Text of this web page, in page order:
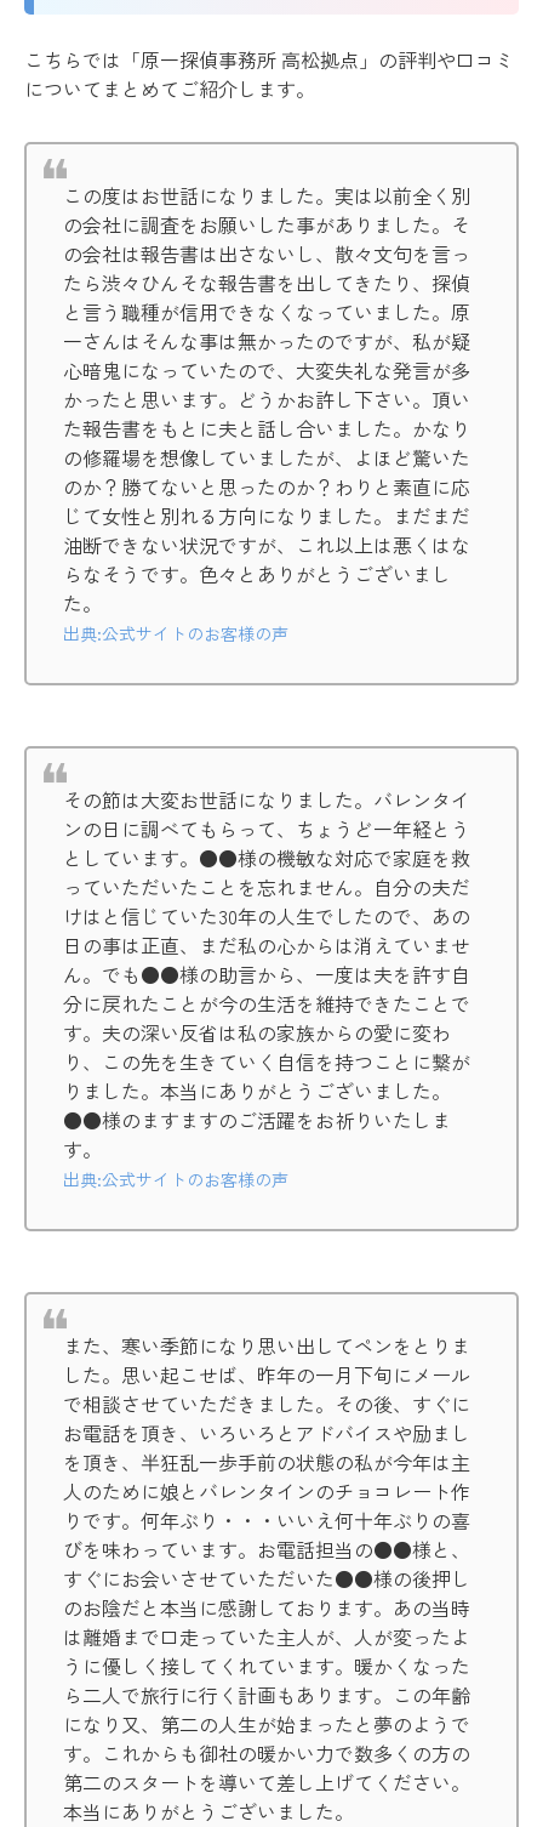
こちらでは「原一探偵事務所 高松拠点」の評判や口コミ
についてまとめてご紹介します。
この度はお世話になりました。実は以前全く別
の会社に調査をお願いした事がありました。そ
の会社は報告書は出さないし、散々文句を言っ
たら渋々ひんそな報告書を出してきたり、探偵
と言う職種が信用できなくなっていました。原
一さんはそんな事は無かったのですが、私が疑
心暗鬼になっていたので、大変失礼な発言が多
かったと思います。どうかお許し下さい。頂い
た報告書をもとに夫と話し合いました。かなり
の修羅場を想像していましたが、よほど驚いた
のか？勝てないと思ったのか？わりと素直に応
じて女性と別れる方向になりました。まだまだ
油断できない状況ですが、これ以上は悪くはな
らなそうです。色々とありがとうございまし
た。
出典:公式サイトのお客様の声
その節は大変お世話になりました。バレンタイ
ンの日に調べてもらって、ちょうど一年経とう
としています。●●様の機敏な対応で家庭を救
っていただいたことを忘れません。自分の夫だ
けはと信じていた30年の人生でしたので、あの
日の事は正直、まだ私の心からは消えていませ
ん。でも●●様の助言から、一度は夫を許す自
分に戻れたことが今の生活を維持できたことで
す。夫の深い反省は私の家族からの愛に変わ
り、この先を生きていく自信を持つことに繋が
りました。本当にありがとうございました。
●●様のますますのご活躍をお祈りいたしま
す。
出典:公式サイトのお客様の声
また、寒い季節になり思い出してペンをとりま
した。思い起こせば、昨年の一月下旬にメール
で相談させていただきました。その後、すぐに
お電話を頂き、いろいろとアドバイスや励まし
を頂き、半狂乱一歩手前の状態の私が今年は主
人のために娘とバレンタインのチョコレート作
りです。何年ぶり・・・いいえ何十年ぶりの喜
びを味わっています。お電話担当の●●様と、
すぐにお会いさせていただいた●●様の後押し
のお陰だと本当に感謝しております。あの当時
は離婚まで口走っていた主人が、人が変ったよ
うに優しく接してくれています。暖かくなった
ら二人で旅行に行く計画もあります。この年齢
になり又、第二の人生が始まったと夢のようで
す。これからも御社の暖かい力で数多くの方の
第二のスタートを導いて差し上げてください。
本当にありがとうございました。